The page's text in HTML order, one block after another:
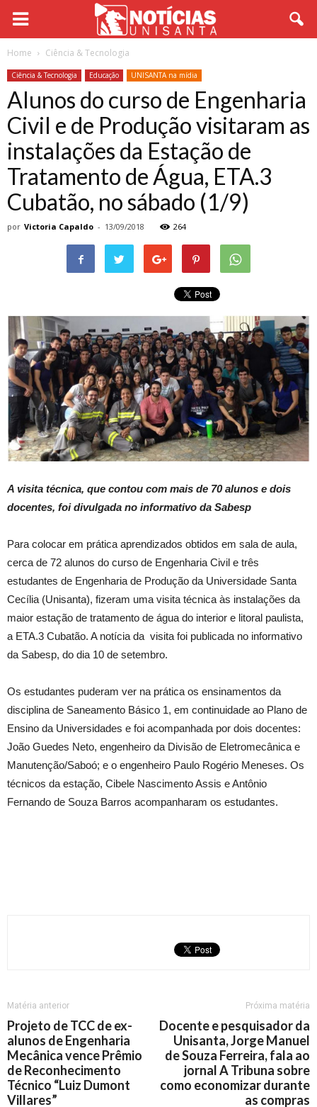
Home Ciência & Tecnologia
Ciência & Tecnologia Educação UNISANTA na mídia
Alunos do curso de Engenharia
Civil e de Produção visitaram as
instalações da Estação de
Tratamento de Água, ETA.3
Cubatão, no sábado (1/9)
por Victoria Capaldo - 13/09/2018 264
A visita técnica, que contou com mais de 70 alunos e dois
docentes, foi divulgada no informativo da Sabesp
Para colocar em prática aprendizados obtidos em sala de aula,
cerca de 72 alunos do curso de Engenharia Civil e três
estudantes de Engenharia de Produção da Universidade Santa
Cecília (Unisanta), fizeram uma visita técnica às instalações da
maior estação de tratamento de água do interior e litoral paulista,
a ETA.3 Cubatão. A notícia da visita foi publicada no informativo
da Sabesp, do dia 10 de setembro.
Os estudantes puderam ver na prática os ensinamentos da
disciplina de Saneamento Básico 1, em continuidade ao Plano de
Ensino da Universidades e foi acompanhada por dois docentes:
João Guedes Neto, engenheiro da Divisão de Eletromecânica e
Manutenção/Saboó; e o engenheiro Paulo Rogério Meneses. Os
técnicos da estação, Cibele Nascimento Assis e Antônio
Fernando de Souza Barros acompanharam os estudantes.
Matéria anterior
Projeto de TCC de ex-
alunos de Engenharia
Mecânica vence Prêmio
de Reconhecimento
Técnico “Luiz Dumont
Villares”
Próxima matéria
Docente e pesquisador da
Unisanta, Jorge Manuel
de Souza Ferreira, fala ao
jornal A Tribuna sobre
como economizar durante
as compras